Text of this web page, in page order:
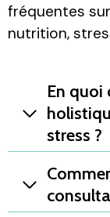
fréquentes
nutrition,
En quoi
stress ?